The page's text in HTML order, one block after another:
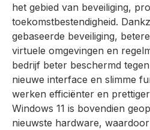
het gebied van beveiliging,
toekomstbestendigheid.
gebaseerde beveiliging,
virtuele omgevingen en
bedrijf beter beschermd
nieuwe interface en slimme
werken efficiënter en
Windows 11 is bovendien
nieuwste hardware,